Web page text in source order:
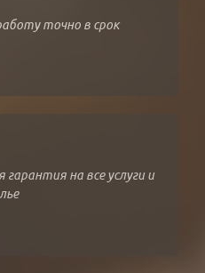
точно в срок
гарантия на все услуги и